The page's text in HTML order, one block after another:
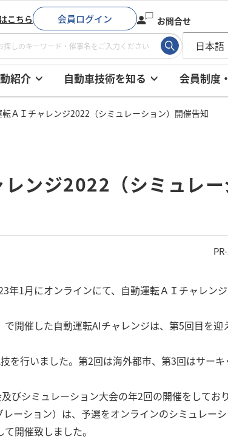
こちら 会員ログイン お問合せ
紹介 自動車技術を知る 会員制度
ＡＩチャレンジ2022（シミュレーション）開催告知
ンジ2022（シミュレー
年1月にオンラインにて、自動運転ＡＩチャレン
開催した自動運転AIチャレンジは、第5回目を迎
を行いました。第2回は海外都市、第3回はサーキ
びシミュレーション大会の年2回の開催をしてお
ーション）は、予選をオンラインのシミュレー
開催致しました。